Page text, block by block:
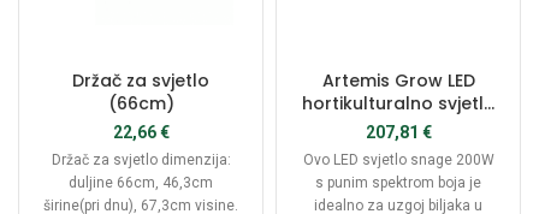
Držač za svjetlo
(66cm)
22,66€
Držač za svjetlo dimenzija:
duljine 66cm, 46,3cm
širine(pri dnu), 67,3cm visine.
Artemis Grow LED
hortikulturalno svjetlo
200W – Model Q S
207,81 €
Ovo LED svjetlo snage 200W
s punim spektrom boja je
idealno za uzgoj biljaka u